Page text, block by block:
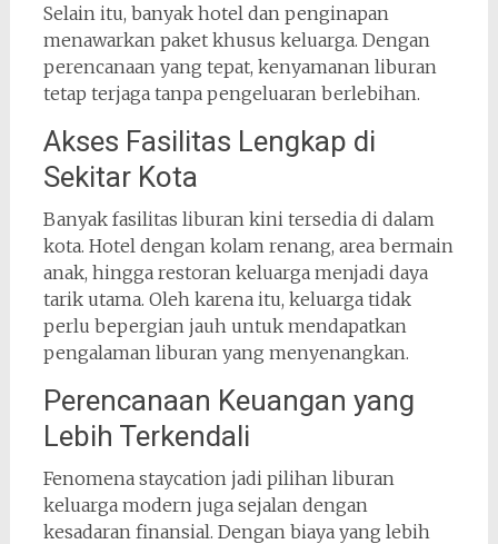
Selain itu, banyak hotel dan penginapan
menawarkan paket khusus keluarga. Dengan
perencanaan yang tepat, kenyamanan liburan
tetap terjaga tanpa pengeluaran berlebihan.
Akses Fasilitas Lengkap di
Sekitar Kota
Banyak fasilitas liburan kini tersedia di dalam
kota. Hotel dengan kolam renang, area bermain
anak, hingga restoran keluarga menjadi daya
tarik utama. Oleh karena itu, keluarga tidak
perlu bepergian jauh untuk mendapatkan
pengalaman liburan yang menyenangkan.
Perencanaan Keuangan yang
Lebih Terkendali
Fenomena staycation jadi pilihan liburan
keluarga modern juga sejalan dengan
kesadaran finansial. Dengan biaya yang lebih